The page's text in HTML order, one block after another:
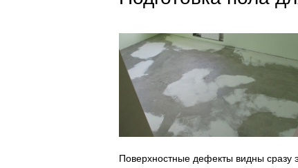
Поверхностные дефекты видны сразу